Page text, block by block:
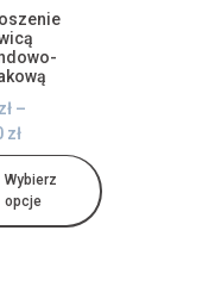
zł –
zł
Wybierz
opcje